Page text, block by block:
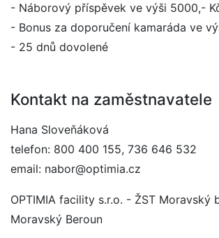
- Náborový příspěvek ve výši 5000,-
- Bonus za doporučení kamaráda ve
- 25 dnů dovolené
Kontakt na zaměstnavatele
Hana Sloveňáková
telefon: 800 400 155, 736 646 532
email: nabor@optimia.cz
OPTIMIA facility s.r.o. - ŽST Moravský
Moravský Beroun